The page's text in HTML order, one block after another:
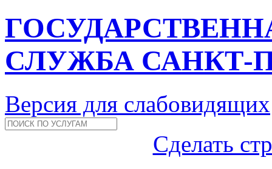
СЛУЖБА САНКТ-
Версия для слабовидящих
Сделать